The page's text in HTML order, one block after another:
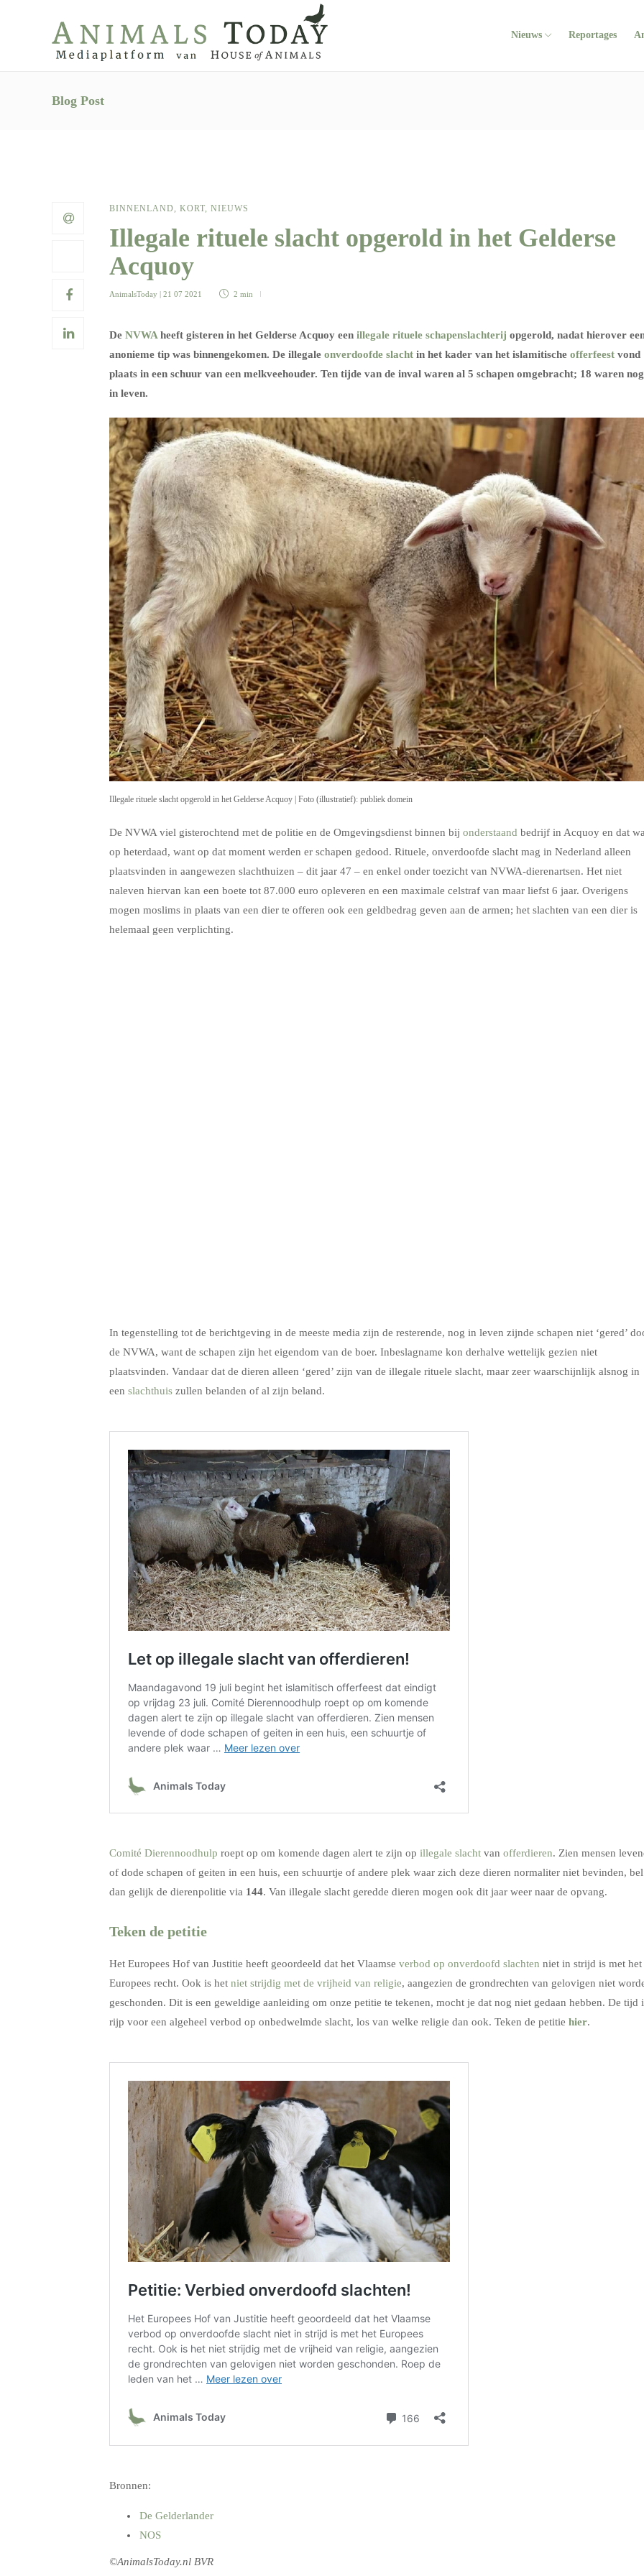
Nieuws Reportages
Blog Post
BINNENLAND, KORT, NIEUWS
Illegale rituele slacht opgerold in het Gelderse
Acquoy
AnimalsToday | 21 07 2021 2 min
De NVWA heeft gisteren in het Gelderse Acquoy een illegale rituele schapenslachterij opgerold, nadat hierover
anonieme tip was binnengekomen. De illegale onverdoofde slacht in het kader van het islamitische offerfeest vond
plaats in een schuur van een melkveehouder. Ten tijde van de inval waren al 5 schapen omgebracht; 18 waren nog
in leven.
Illegale rituele slacht opgerold in het Gelderse Acquoy | Foto (illustratief): publiek domein
De NVWA viel gisterochtend met de politie en de Omgevingsdienst binnen bij onderstaand bedrijf in Acquoy en dat
op heterdaad, want op dat moment werden er schapen gedood. Rituele, onverdoofde slacht mag in Nederland alleen
plaatsvinden in aangewezen slachthuizen – dit jaar 47 – en enkel onder toezicht van NVWA-dierenartsen. Het niet
naleven hiervan kan een boete tot 87.000 euro opleveren en een maximale celstraf van maar liefst 6 jaar. Overigens
mogen moslims in plaats van een dier te offeren ook een geldbedrag geven aan de armen; het slachten van een dier is
helemaal geen verplichting.
In tegenstelling tot de berichtgeving in de meeste media zijn de resterende, nog in leven zijnde schapen niet ‘gered’
de NVWA, want de schapen zijn het eigendom van de boer. Inbeslagname kon derhalve wettelijk gezien niet
plaatsvinden. Vandaar dat de dieren alleen ‘gered’ zijn van de illegale rituele slacht, maar zeer waarschijnlijk alsnog in
een slachthuis zullen belanden of al zijn beland.
Comité Dierennoodhulp roept op om komende dagen alert te zijn op illegale slacht van offerdieren. Zien mensen
of dode schapen of geiten in een huis, een schuurtje of andere plek waar zich deze dieren normaliter niet bevinden, bel
dan gelijk de dierenpolitie via 144. Van illegale slacht geredde dieren mogen ook dit jaar weer naar de opvang.
Teken de petitie
Het Europees Hof van Justitie heeft geoordeeld dat het Vlaamse verbod op onverdoofd slachten niet in strijd is met het
Europees recht. Ook is het niet strijdig met de vrijheid van religie, aangezien de grondrechten van gelovigen niet
geschonden. Dit is een geweldige aanleiding om onze petitie te tekenen, mocht je dat nog niet gedaan hebben. De tijd
rijp voor een algeheel verbod op onbedwelmde slacht, los van welke religie dan ook. Teken de petitie hier.
Bronnen:
De Gelderlander
NOS
©AnimalsToday.nl BVR